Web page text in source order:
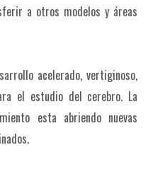
a otros modelos y áreas
acelerado, vertiginoso,
el estudio del cerebro. La
esta abriendo nuevas